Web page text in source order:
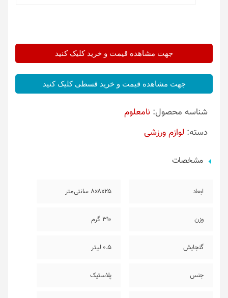
جهت مشاهده قیمت و خرید کلیک کنید
جهت مشاهده قیمت و خرید قسطی کلیک کنید
شناسه محصول: نامعلوم
دسته: لوازم ورزشی
مشخصات
ابعاد 8x8x25 سانتی‌متر
وزن 310 گرم
گنجایش 0.5 لیتر
جنس پلاستیک